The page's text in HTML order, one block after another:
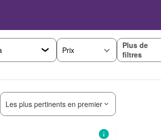
Prix
Plus de
filtres
Les plus pertinents en premier